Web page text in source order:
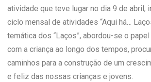
atividade que teve lugar no dia 9 de abril,
ciclo mensal de atividades “Aqui há…
temática dos “Laços”, abordou-se o
com a criança ao longo dos tempos,
caminhos para a construção de um
e feliz das nossas crianças e jovens.